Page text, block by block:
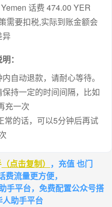
话费 474.00 YER
异
：
自动退款，请耐心等待。
持一定的时间间隔，比如
充一次
常的话，可以5分钟后再试
（点击复制） ，充值 也门
流量更方便，
手平台，免费配置公众号搭
助手平台